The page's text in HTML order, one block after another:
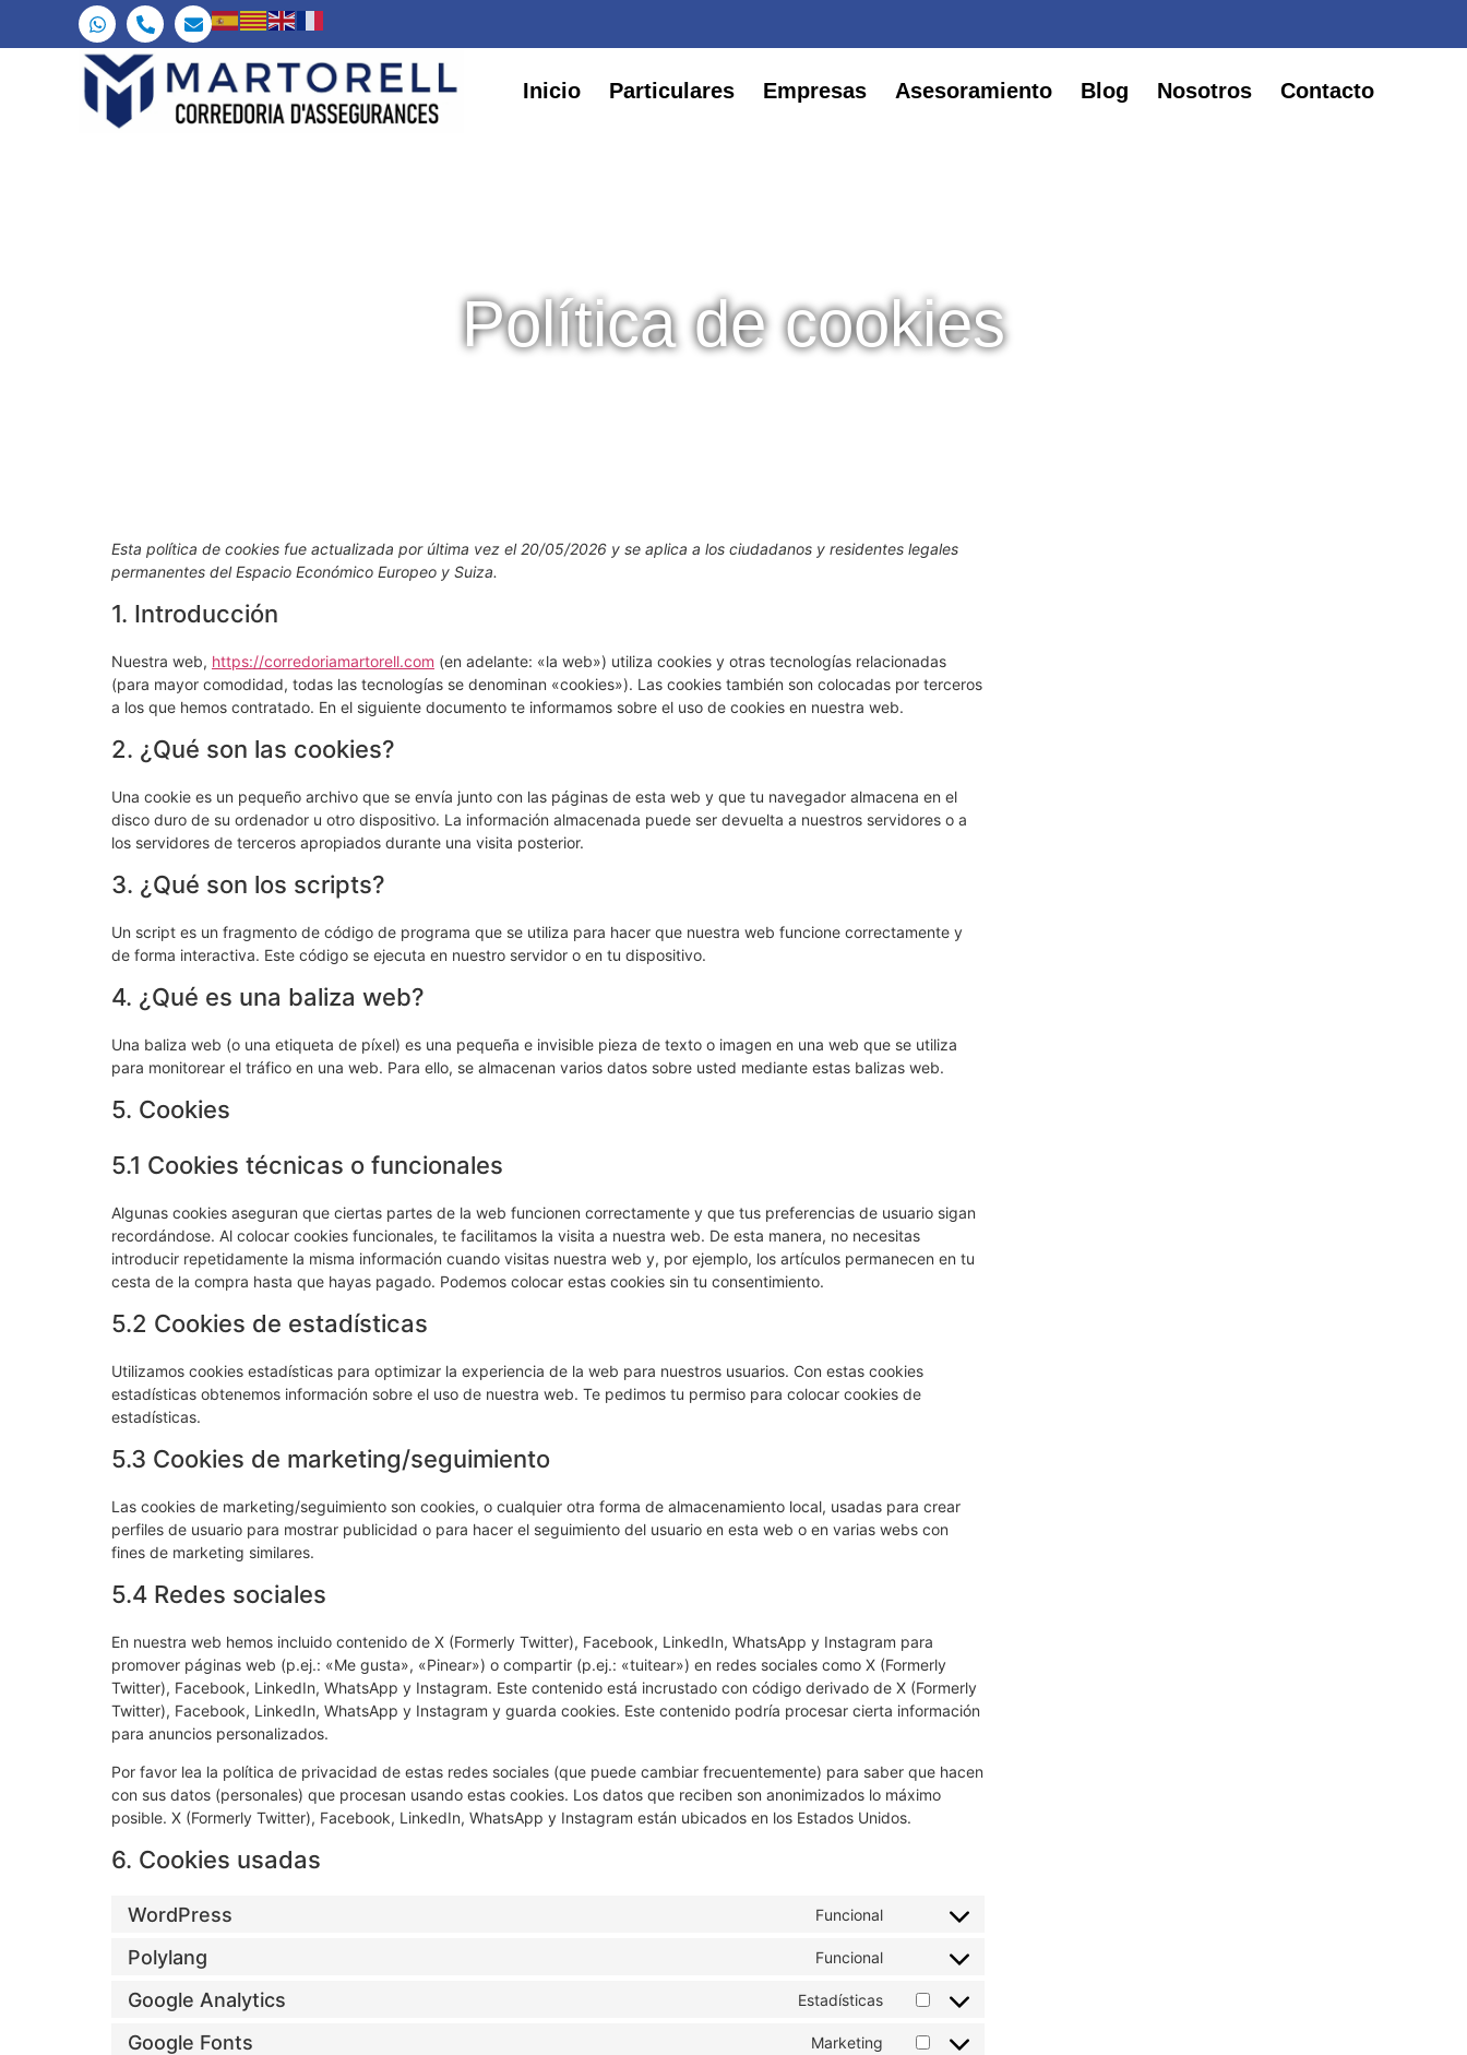
Inicio Particulares Empresas Asesoramiento Blog Nosotros Contacto
Política de cookies
Esta política de cookies fue actualizada por última vez el 20/05/2026 y se aplica a los ciudadanos y residentes legales
permanentes del Espacio Económico Europeo y Suiza.
1. Introducción
Nuestra web, https://corredoriamartorell.com (en adelante: «la web») utiliza cookies y otras tecnologías relacionadas
(para mayor comodidad, todas las tecnologías se denominan «cookies»). Las cookies también son colocadas por terceros
a los que hemos contratado. En el siguiente documento te informamos sobre el uso de cookies en nuestra web.
2. ¿Qué son las cookies?
Una cookie es un pequeño archivo que se envía junto con las páginas de esta web y que tu navegador almacena en el
disco duro de su ordenador u otro dispositivo. La información almacenada puede ser devuelta a nuestros servidores o a
los servidores de terceros apropiados durante una visita posterior.
3. ¿Qué son los scripts?
Un script es un fragmento de código de programa que se utiliza para hacer que nuestra web funcione correctamente y
de forma interactiva. Este código se ejecuta en nuestro servidor o en tu dispositivo.
4. ¿Qué es una baliza web?
Una baliza web (o una etiqueta de píxel) es una pequeña e invisible pieza de texto o imagen en una web que se utiliza
para monitorear el tráfico en una web. Para ello, se almacenan varios datos sobre usted mediante estas balizas web.
5. Cookies
5.1 Cookies técnicas o funcionales
Algunas cookies aseguran que ciertas partes de la web funcionen correctamente y que tus preferencias de usuario sigan
recordándose. Al colocar cookies funcionales, te facilitamos la visita a nuestra web. De esta manera, no necesitas
introducir repetidamente la misma información cuando visitas nuestra web y, por ejemplo, los artículos permanecen en tu
cesta de la compra hasta que hayas pagado. Podemos colocar estas cookies sin tu consentimiento.
5.2 Cookies de estadísticas
Utilizamos cookies estadísticas para optimizar la experiencia de la web para nuestros usuarios. Con estas cookies
estadísticas obtenemos información sobre el uso de nuestra web. Te pedimos tu permiso para colocar cookies de
estadísticas.
5.3 Cookies de marketing/seguimiento
Las cookies de marketing/seguimiento son cookies, o cualquier otra forma de almacenamiento local, usadas para crear
perfiles de usuario para mostrar publicidad o para hacer el seguimiento del usuario en esta web o en varias webs con
fines de marketing similares.
5.4 Redes sociales
En nuestra web hemos incluido contenido de X (Formerly Twitter), Facebook, LinkedIn, WhatsApp y Instagram para
promover páginas web (p.ej.: «Me gusta», «Pinear») o compartir (p.ej.: «tuitear») en redes sociales como X (Formerly
Twitter), Facebook, LinkedIn, WhatsApp y Instagram. Este contenido está incrustado con código derivado de X (Formerly
Twitter), Facebook, LinkedIn, WhatsApp y Instagram y guarda cookies. Este contenido podría procesar cierta información
para anuncios personalizados.
Por favor lea la política de privacidad de estas redes sociales (que puede cambiar frecuentemente) para saber que hacen
con sus datos (personales) que procesan usando estas cookies. Los datos que reciben son anonimizados lo máximo
posible. X (Formerly Twitter), Facebook, LinkedIn, WhatsApp y Instagram están ubicados en los Estados Unidos.
6. Cookies usadas
WordPress Funcional
Polylang Funcional
Google Analytics Estadísticas
Google Fonts Marketing